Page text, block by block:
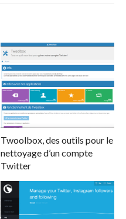
Twoolbox, des outils pour le
nettoyage d’un compte
Twitter